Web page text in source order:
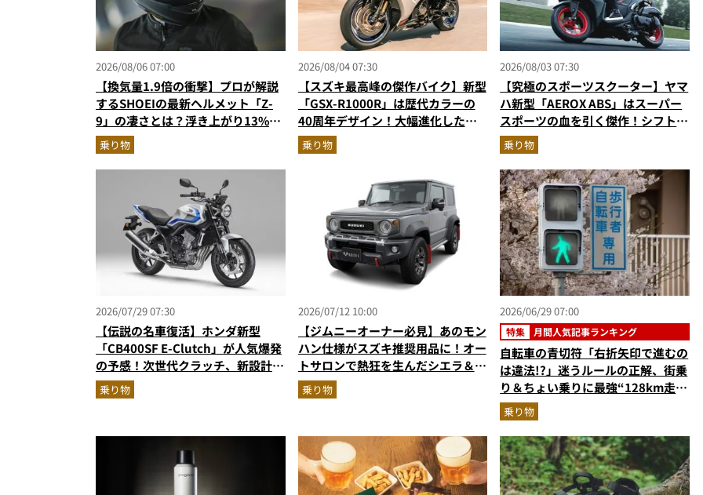
2026/08/06 07:00
【換気量1.9倍の衝撃】プロが解説
するSHOEIの最新ヘルメット「Z-
9」の凄さとは？浮き上がり13%減
で高速ライドも超快適な傑作フルフ
ェイス
乗り物
2026/08/04 07:30
【スズキ最高峰の傑作バイク】新型
「GSX-R1000R」は歴代カラーの
40周年デザイン！大幅進化した至
高のスーパースポーツを乗り物ライ
ターが解説
乗り物
2026/08/03 07:30
【究極のスポーツスクーター】ヤマ
ハ新型「AEROX ABS」はスーパー
スポーツの血を引く傑作！シフトダ
ウン可能で街乗りからツーリングま
で最強
乗り物
2026/07/29 07:30
【伝説の名車復活】ホンダ新型
「CB400SF E-Clutch」が人気爆発
の予感！次世代クラッチ、新設計の
直列4気筒エンジン搭載
乗り物
2026/07/12 10:00
【ジムニーオーナー必見】あのモン
ハン仕様がスズキ推奨用品に！オー
トサロンで熱狂を生んだシエラ＆ノ
マド用「GOZELパーツ」が正規デ
ィーラーで取り扱い開始
乗り物
2026/06/29 07:00
特集 月間人気記事ランキング
自転車の青切符「右折矢印で進むの
は違法!?」迷うルールの正解、街乗
り＆ちょい乗りに最強“128km走れ
る”ヤマハミニベロ…ほか【自転車
の人気記事ランキングベスト3】
（2026年5月版）
乗り物